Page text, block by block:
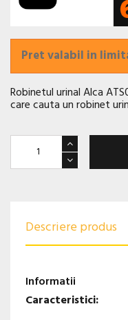
Pret valabil in
Robinetul urinal Alca
care cauta un robinet
Descriere produs
Informatii
Caracteristici: